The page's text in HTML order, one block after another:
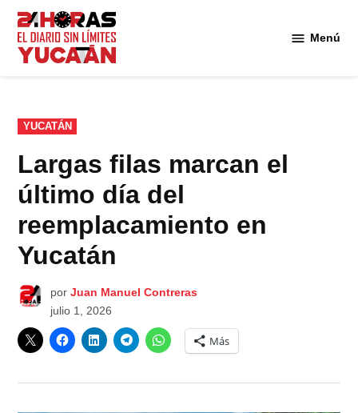
Saltar
contenido
Menú
PUBLICADO
EN
YUCATÁN
Largas filas marcan el
último día del
reemplacamiento en
Yucatán
por Juan Manuel Contreras
julio 1, 2026
Más